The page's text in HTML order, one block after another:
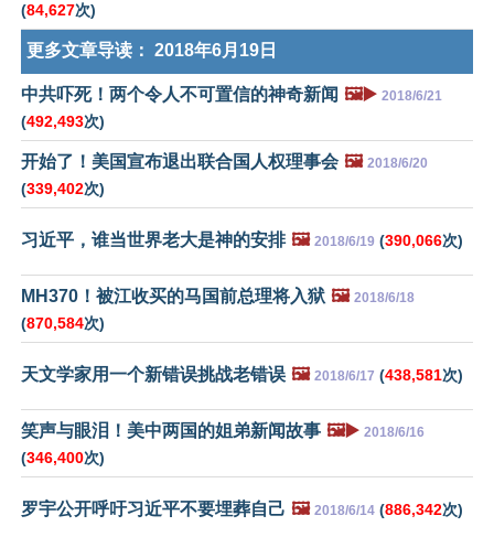
(84,627次)
更多文章导读： 2018年6月19日
中共吓死！两个令人不可置信的神奇新闻 🖼️▶️ 2018/6/21
(492,493次)
开始了！美国宣布退出联合国人权理事会 🖼️ 2018/6/20
(339,402次)
习近平，谁当世界老大是神的安排 🖼️ 2018/6/19 (390,066次)
MH370！被江收买的马国前总理将入狱 🖼️ 2018/6/18
(870,584次)
天文学家用一个新错误挑战老错误 🖼️ 2018/6/17 (438,581次)
笑声与眼泪！美中两国的姐弟新闻故事 🖼️▶️ 2018/6/16
(346,400次)
罗宇公开呼吁习近平不要埋葬自己 🖼️ 2018/6/14 (886,342次)